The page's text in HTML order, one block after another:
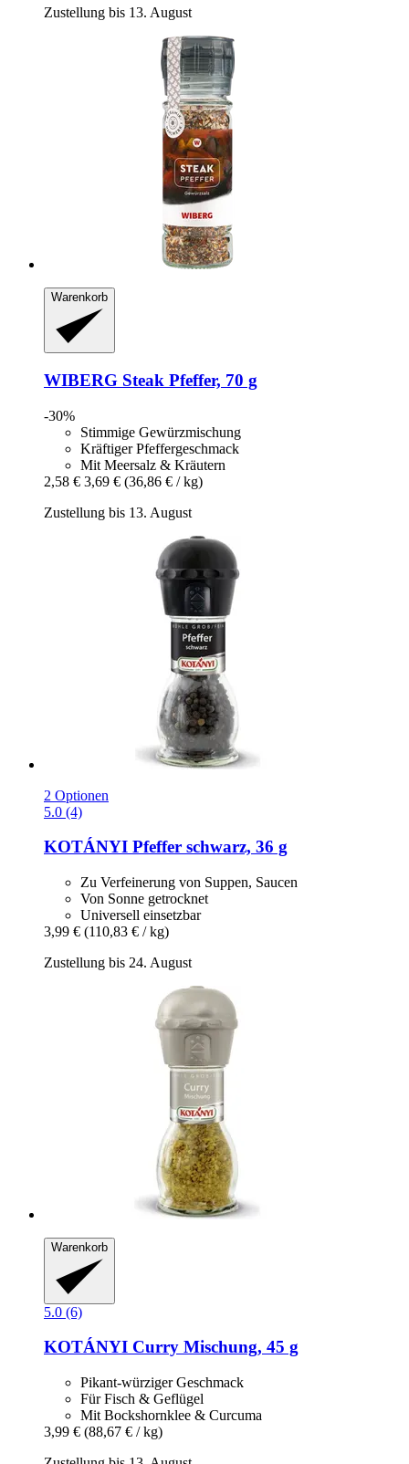
Zustellung bis 13. August
Warenkorb
WIBERG Steak Pfeffer, 70 g
-30%
Stimmige Gewürzmischung
Kräftiger Pfeffergeschmack
Mit Meersalz & Kräutern
2,58 € 3,69 € (36,86 € / kg)
Zustellung bis 13. August
2 Optionen
5.0 (4)
KOTÁNYI Pfeffer schwarz, 36 g
Zu Verfeinerung von Suppen, Saucen
Von Sonne getrocknet
Universell einsetzbar
3,99 € (110,83 € / kg)
Zustellung bis 24. August
Warenkorb
5.0 (6)
KOTÁNYI Curry Mischung, 45 g
Pikant-würziger Geschmack
Für Fisch & Geflügel
Mit Bockshornklee & Curcuma
3,99 € (88,67 € / kg)